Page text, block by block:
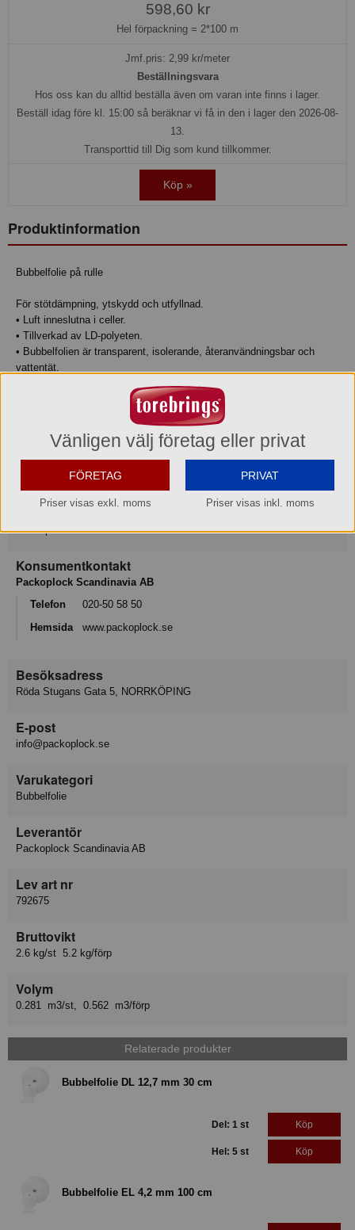
598,60 kr
Hel förpackning = 2*100 m
Jmf.pris: 2,99 kr/meter
Beställningsvara
Hos oss kan du alltid beställa även om varan inte finns i lager.
Beställ idag före kl. 15:00 så beräknar vi få in den i lager den 2026-08-
13.
Transporttid till Dig som kund tillkommer.
Köp »
Produktinformation
Bubbelfolie på rulle
För stötdämpning, ytskydd och utfyllnad.
• Luft inneslutna i celler.
• Tillverkad av LD-polyeten.
• Bubbelfolien är transparent, isolerande, återanvändningsbar och
vattentät.
• Finns även en variant som är antistatbehandlad.
• Vår bubbelplast finns med två olika storlekar på bubblan:
• EL / CL med en bubbeldiameter på 10 mm och en höjd på 4,2 mm
• DL med en bubbeldiameter på 30 mm och en höjd på 12,7 mm.
• DL är även perforerad var 30 cm, förutom 792710 som inte är
perforerad. Rullarnas längd är 50 meter.
Packoplock
Konsumentkontakt
Packoplock Scandinavia AB
Telefon
020-50 58 50
Hemsida
www.packoplock.se
Besöksadress
Röda Stugans Gata 5, NORRKÖPING
E-post
info@packoplock.se
Varukategori
Bubbelfolie
Leverantör
Packoplock Scandinavia AB
Lev art nr
792675
Bruttovikt
2.6 kg/st 5.2 kg/förp
Volym
0.281 m3/st, 0.562 m3/förp
Relaterade produkter
Bubbelfolie DL 12,7 mm 30 cm
Del: 1 st Köp
Hel: 5 st Köp
Bubbelfolie EL 4,2 mm 100 cm
Vänligen välj företag eller privat
FÖRETAG
Priser visas exkl. moms
PRIVAT
Priser visas inkl. moms